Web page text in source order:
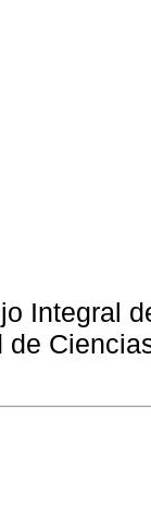
Integral